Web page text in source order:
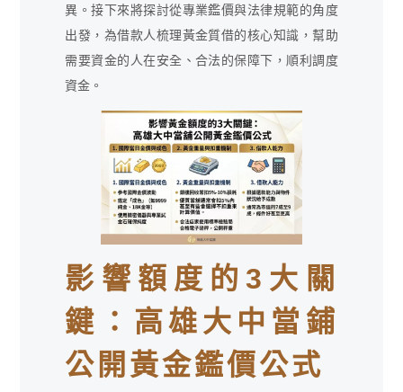
異。接下來將探討從專業鑑價與法律規範的角度
出發，為借款人梳理黃金質借的核心知識，幫助
需要資金的人在安全、合法的保障下，順利調度
資金。
影響額度的3大關
鍵：高雄大中當鋪
公開黃金鑑價公式